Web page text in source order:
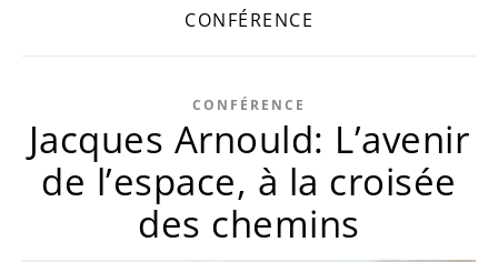
CONFÉRENCE
CONFÉRENCE
Jacques Arnould: L’avenir
de l’espace, à la croisée
des chemins